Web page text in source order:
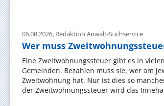
06.08.2026, Redaktion Anwalt-Suchservice
Wer muss
Eine Zweitwohnungssteuer gibt es in
Gemeinden. Bezahlen muss sie, wer am
Zweitwohnung hat. Nur ist dies so
der Zweitwohnungssteuer wird das